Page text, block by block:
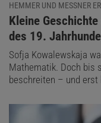
Heinrich Hemme
Der Autor ist ein
der FH Aachen.
HEMMER UND MESSNER
:
Kleine
des 19.
Sofja Kowalewskaja
Mathematik. Doch bis
beschreiten – und